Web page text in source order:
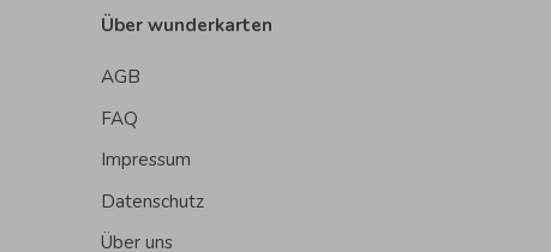
Über wunderkarten
AGB
FAQ
Impressum
Datenschutz
Über uns